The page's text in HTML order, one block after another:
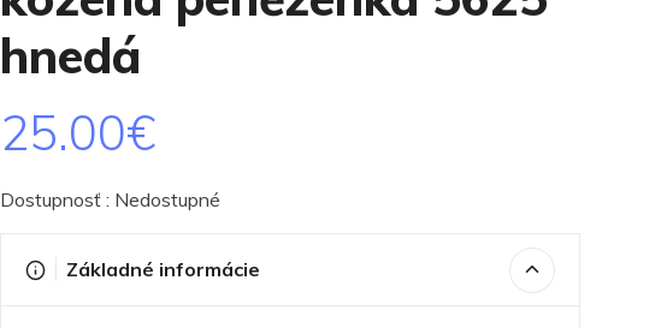
hnedá
25.00€
Dostupnosť : Nedostupné
Základné informácie